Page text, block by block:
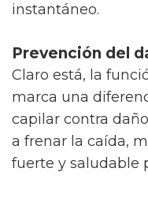
instantáneo.
Prevención del
Claro está, la
marca una
capilar contra
a frenar la caída,
fuerte y saludable